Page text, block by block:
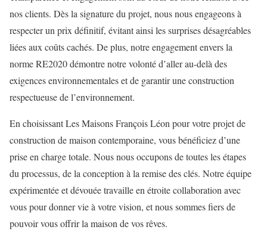
nos clients. Dès la signature du projet, nous nous engageons à
respecter un prix définitif, évitant ainsi les surprises désagréables
liées aux coûts cachés. De plus, notre engagement envers la
norme RE2020 démontre notre volonté d’aller au-delà des
exigences environnementales et de garantir une construction
respectueuse de l’environnement.
En choisissant Les Maisons François Léon pour votre projet de
construction de maison contemporaine, vous bénéficiez d’une
prise en charge totale. Nous nous occupons de toutes les étapes
du processus, de la conception à la remise des clés. Notre équipe
expérimentée et dévouée travaille en étroite collaboration avec
vous pour donner vie à votre vision, et nous sommes fiers de
pouvoir vous offrir la maison de vos rêves.